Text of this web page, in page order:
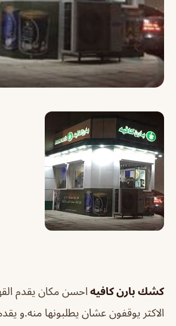
كشك بارن كافيه احسن مكان يقدم
الاكثر يوقفون عشان يطلبونها منه.و